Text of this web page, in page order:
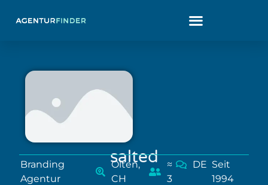
salted
Branding
Agentur
Olten,
CH
≈
3
DE Seit
1994